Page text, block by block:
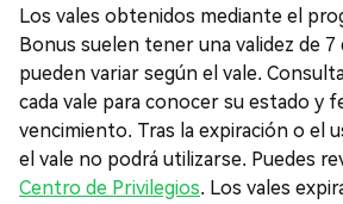
Los vales obtenidos mediante el
Bonus suelen tener una validez de 7
pueden variar según el vale.
cada vale para conocer su estado y
vencimiento. Tras la expiración o el
el vale no podrá utilizarse. Puedes
Centro de Privilegios. Los vales